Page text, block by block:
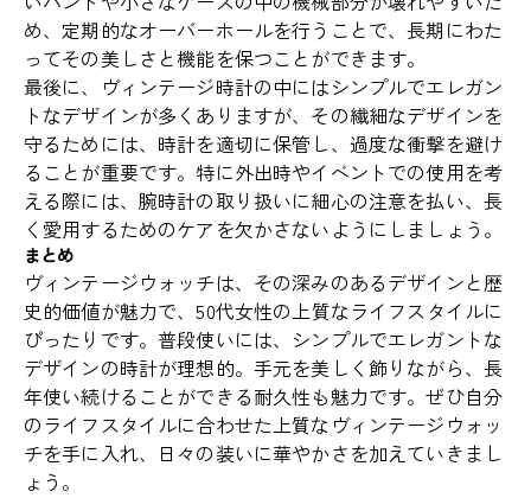
め、定期的なオーバーホールを行うことで、長期にわた
ってその美しさと機能を保つことができます。
最後に、ヴィンテージ時計の中にはシンプルでエレガン
トなデザインが多くありますが、その繊細なデザインを
守るためには、時計を適切に保管し、過度な衝撃を避け
ることが重要です。特に外出時やイベントでの使用を考
える際には、腕時計の取り扱いに細心の注意を払い、長
く愛用するためのケアを欠かさないようにしましょう。
まとめ
ヴィンテージウォッチは、その深みのあるデザインと歴
史的価値が魅力で、50代女性の上質なライフスタイルに
ぴったりです。普段使いには、シンプルでエレガントな
デザインの時計が理想的。手元を美しく飾りながら、長
年使い続けることができる耐久性も魅力です。ぜひ自分
のライフスタイルに合わせた上質なヴィンテージウォッ
チを手に入れ、日々の装いに華やかさを加えていきまし
ょう。